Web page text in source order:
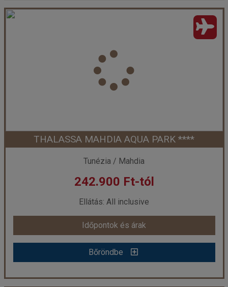
NAHRAWESS RESORT & THALASSO ****
Város:Hammamet
Utazás módja:
Ellátás:
All inclusive
Szálláskategória:Hotel ****
Családi szoba
Időpont: 2026-09-29 | 7 éj
már 242.800 Ft-tól
Időpontok és árak
Bőröndbe
THALASSA MAHDIA AQUA PARK ****
Tunézia / Mahdia
242.900 Ft-tól
Ellátás: All inclusive
Időpontok és árak
Bőröndbe